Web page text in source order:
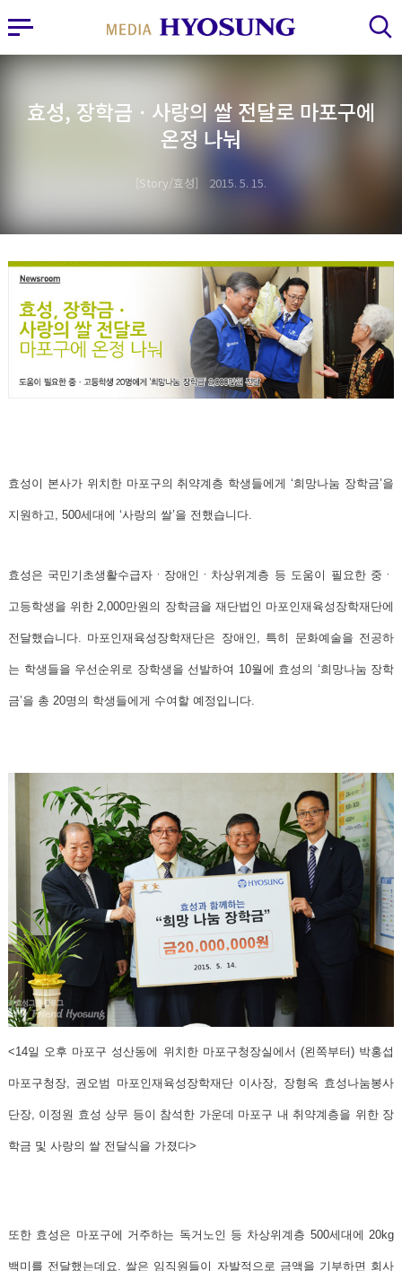
MY FRIEND HYOSUNG
사이드바 열기 검색 레이어 열기
효성, 장학금ㆍ사랑의 쌀 전달로 마포구에
온정 나눠
Story/효성 2015. 5. 15.
효성이 본사가 위치한 마포구의 취약계층 학생들에게 ‘희망나눔 장학금’을
지원하고, 500세대에 ‘사랑의 쌀’을 전했습니다.
효성은 국민기초생활수급자ㆍ장애인ㆍ차상위계층 등 도움이 필요한 중ㆍ
고등학생을 위한 2,000만원의 장학금을 재단법인 마포인재육성장학재단에
전달했습니다. 마포인재육성장학재단은 장애인, 특히 문화예술을 전공하
는 학생들을 우선순위로 장학생을 선발하여 10월에 효성의 ‘희망나눔 장학
금’을 총 20명의 학생들에게 수여할 예정입니다.
<14일 오후 마포구 성산동에 위치한 마포구청장실에서 (왼쪽부터) 박홍섭
마포구청장, 권오범 마포인재육성장학재단 이사장, 장형옥 효성나눔봉사
단장, 이정원 효성 상무 등이 참석한 가운데 마포구 내 취약계층을 위한 장
학금 및 사랑의 쌀 전달식을 가졌다>
또한 효성은 마포구에 거주하는 독거노인 등 차상위계층 500세대에 20kg
백미를 전달했는데요. 쌀은 임직원들이 자발적으로 금액을 기부하면 회사